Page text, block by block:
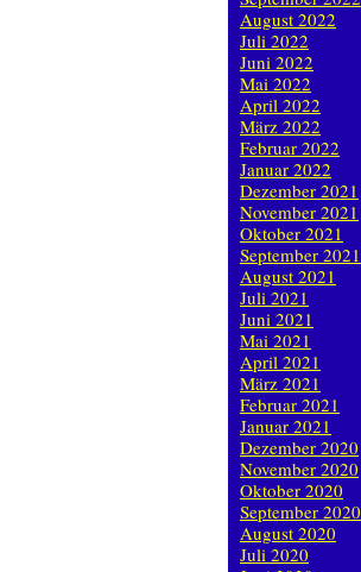
August 2022
Juli 2022
Juni 2022
Mai 2022
April 2022
März 2022
Februar 2022
Januar 2022
Dezember 2021
November 2021
Oktober 2021
September 2021
August 2021
Juli 2021
Juni 2021
Mai 2021
April 2021
März 2021
Februar 2021
Januar 2021
Dezember 2020
November 2020
Oktober 2020
September 2020
August 2020
Juli 2020